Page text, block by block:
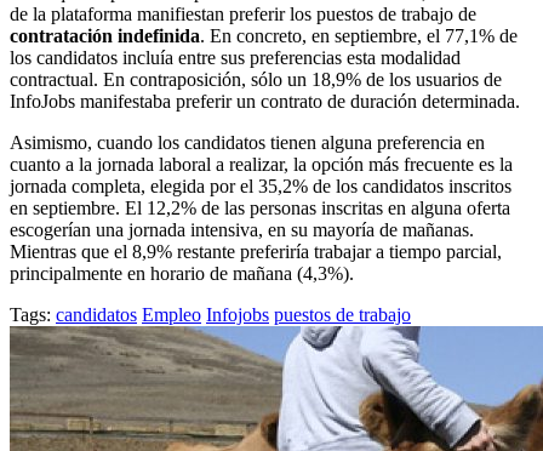
de la plataforma manifiestan preferir los puestos de trabajo de
contratación indefinida. En concreto, en septiembre, el 77,1% de
los candidatos incluía entre sus preferencias esta modalidad
contractual. En contraposición, sólo un 18,9% de los usuarios de
InfoJobs manifestaba preferir un contrato de duración determinada.
Asimismo, cuando los candidatos tienen alguna preferencia en
cuanto a la jornada laboral a realizar, la opción más frecuente es la
jornada completa, elegida por el 35,2% de los candidatos inscritos
en septiembre. El 12,2% de las personas inscritas en alguna oferta
escogerían una jornada intensiva, en su mayoría de mañanas.
Mientras que el 8,9% restante preferiría trabajar a tiempo parcial,
principalmente en horario de mañana (4,3%).
Tags: candidatos Empleo Infojobs puestos de trabajo